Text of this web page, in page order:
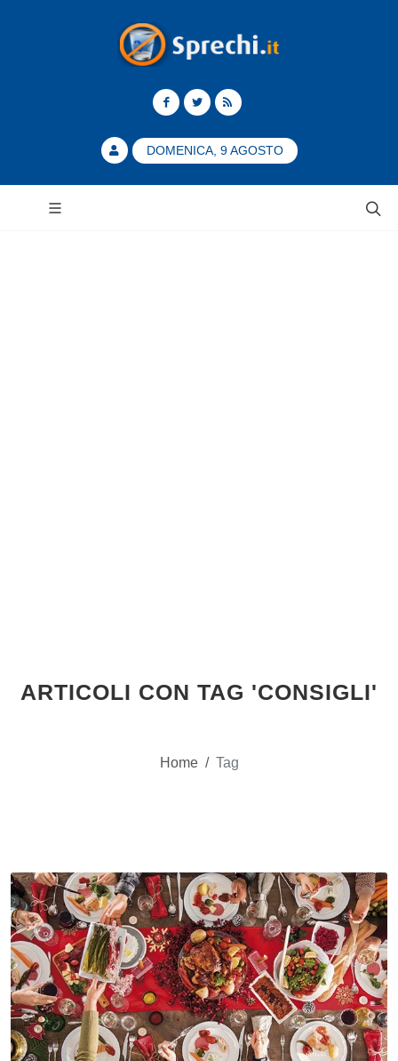
DOMENICA, 9 AGOSTO
ARTICOLI CON TAG 'CONSIGLI'
Home / Tag